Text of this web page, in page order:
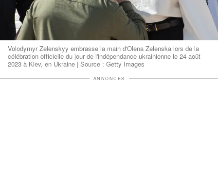
Volodymyr Zelenskyy embrasse la main d'Olena Zelenska lors de la
célébration officielle du jour de l'indépendance ukrainienne le 24 août
2023 à Kiev, en Ukraine | Source : Getty Images
ANNONCES